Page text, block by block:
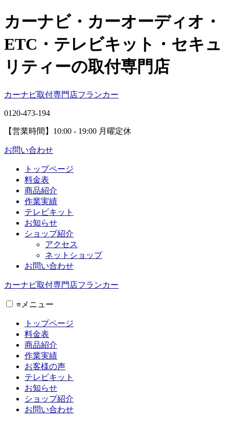
カーナビ・カーオーディオ・
ETC・テレビキット・セキュ
リティーの取付専門店
カーナビ取付専⾨店フランカー
0120-473-194
【営業時間】 10:00 - 19:00 月曜定休
お問い合わせ
トップページ
料金表
商品紹介
作業実績
テレビキット
お知らせ
ショップ紹介
アクセス
ネットショップ
お問い合わせ
カーナビ取付専⾨店フランカー
≡ メニュー
トップページ
料金表
商品紹介
作業実績
お客様の声
テレビキット
お知らせ
ショップ紹介
お問い合わせ